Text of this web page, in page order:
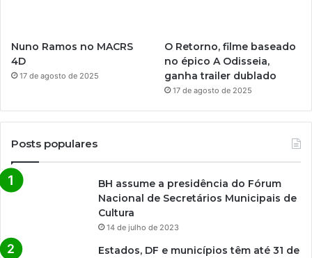
Nuno Ramos no MACRS
4D
17 de agosto de 2025
O Retorno, filme baseado
no épico A Odisseia,
ganha trailer dublado
17 de agosto de 2025
Posts populares
BH assume a presidência do Fórum
Nacional de Secretários Municipais de
Cultura
14 de julho de 2023
Estados, DF e municípios têm até 31 de